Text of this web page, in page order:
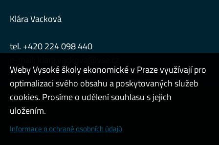
Klára Vacková
tel. +420 224 098 440
Admin
Cookies a ochrana osobních údajů
Weby Vysoké školy ekonomické v Praze využívají pro
optimalizaci svého obsahu a poskytovaných služeb
cookies. Prosíme o udělení souhlasu s jejich
uložením.
Informace o ochraně osobních údajů